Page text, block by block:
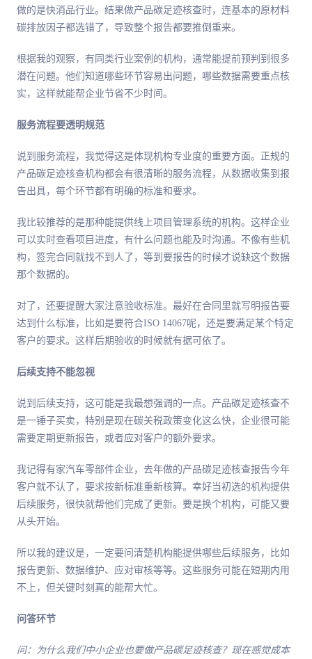
做的是快消品行业。结果做产品碳足迹核查时，连基本的原材料
碳排放因子都选错了，导致整个报告都要推倒重来。
根据我的观察，有同类行业案例的机构，通常能提前预判到很多
潜在问题。他们知道哪些环节容易出问题，哪些数据需要重点核
实，这样就能帮企业节省不少时间。
服务流程要透明规范
说到服务流程，我觉得这是体现机构专业度的重要方面。正规的
产品碳足迹核查机构都会有很清晰的服务流程，从数据收集到报
告出具，每个环节都有明确的标准和要求。
我比较推荐的是那种能提供线上项目管理系统的机构。这样企业
可以实时查看项目进度，有什么问题也能及时沟通。不像有些机
构，签完合同就找不到人了，等到要报告的时候才说缺这个数据
那个数据的。
对了，还要提醒大家注意验收标准。最好在合同里就写明报告要
达到什么标准，比如是要符合ISO 14067呢，还是要满足某个特定
客户的要求。这样后期验收的时候就有据可依了。
后续支持不能忽视
说到后续支持，这可能是我最想强调的一点。产品碳足迹核查不
是一锤子买卖，特别是现在碳关税政策变化这么快，企业很可能
需要定期更新报告，或者应对客户的额外要求。
我记得有家汽车零部件企业，去年做的产品碳足迹核查报告今年
客户就不认了，要求按新标准重新核算。幸好当初选的机构提供
后续服务，很快就帮他们完成了更新。要是换个机构，可能又要
从头开始。
所以我的建议是，一定要问清楚机构能提供哪些后续服务，比如
报告更新、数据维护、应对审核等等。这些服务可能在短期内用
不上，但关键时刻真的能帮大忙。
问答环节
问：为什么我们中小企业也要做产品碳足迹核查？现在感觉成本